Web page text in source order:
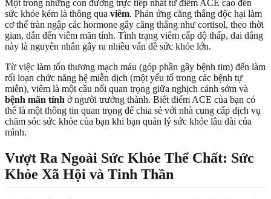
Một trong những con đường trực tiếp nhất từ điểm ACE cao đến
sức khỏe kém là thông qua viêm. Phản ứng căng thẳng độc hại làm
cơ thể tràn ngập các hormone gây căng thẳng như cortisol, theo thời
gian, dẫn đến viêm mãn tính. Tình trạng viêm cấp độ thấp, dai dẳng
này là nguyên nhân gây ra nhiều vấn đề sức khỏe lớn.
Từ việc làm tổn thương mạch máu (góp phần gây bệnh tim) đến làm
rối loạn chức năng hệ miễn dịch (một yếu tố trong các bệnh tự
miễn), viêm là một cầu nối quan trọng giữa nghịch cảnh sớm và
bệnh mãn tính ở người trưởng thành. Biết điểm ACE của bạn có
thể là một thông tin quan trọng để chia sẻ với nhà cung cấp dịch vụ
chăm sóc sức khỏe của bạn khi bạn quản lý sức khỏe lâu dài của
mình.
Vượt Ra Ngoài Sức Khỏe Thể Chất: Sức
Khỏe Xã Hội và Tinh Thần